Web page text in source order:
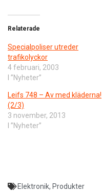
Relaterade
Specialpoliser utreder
trafikolyckor
4 februari, 2003
I ”Nyheter”
Leifs 748 – Av med kläderna!
(2/3)
3 november, 2013
I ”Nyheter”
Elektronik, Produkter